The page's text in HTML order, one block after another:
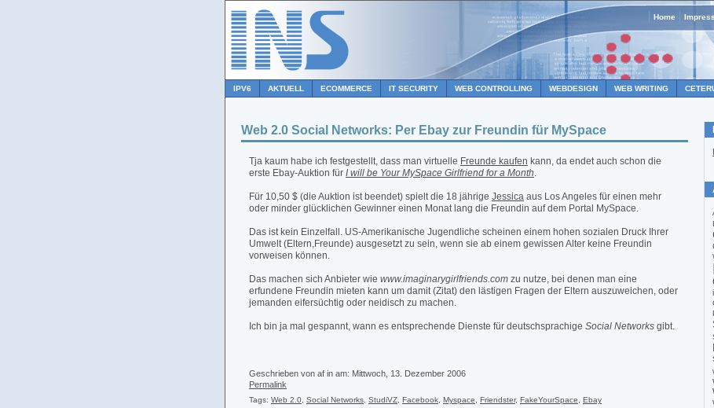
Home
IPV6 AKTUELL ECOMMERCE IT SECURITY WEB CONTROLLING WEBDESIGN WEB WRITING
Web 2.0 Social Networks: Per Ebay zur Freundin für MySpace
Tja kaum habe ich festgestellt, dass man virtuelle Freunde kaufen kann, da endet auch schon die
erste Ebay-Auktion für I will be Your MySpace Girlfriend for a Month.
Für 10,50 $ (die Auktion ist beendet) spielt die 18 jährige Jessica aus Los Angeles für einen mehr
oder minder glücklichen Gewinner einen Monat lang die Freundin auf dem Portal MySpace.
Das ist kein Einzelfall. US-Amerikanische Jugendliche scheinen einem hohen sozialen Druck Ihrer
Umwelt (Eltern,Freunde) ausgesetzt zu sein, wenn sie ab einem gewissen Alter keine Freundin
vorweisen können.
Das machen sich Anbieter wie www.imaginarygirlfriends.com zu nutze, bei denen man eine
erfundene Freundin mieten kann um damit (Zitat) den lästigen Fragen der Eltern auszuweichen, oder
jemanden eifersüchtig oder neidisch zu machen.
Ich bin ja mal gespannt, wann es entsprechende Dienste für deutschsprachige Social Networks gibt.
Geschrieben von af in am: Mittwoch, 13. Dezember 2006
Permalink
Tags: Web 2.0 Social Networks StudiVZ Facebook Myspace Friendster, FakeYourSpace
Ebay